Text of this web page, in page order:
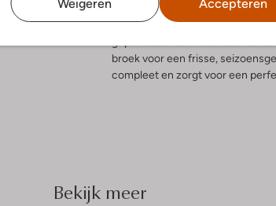
Weigeren Accepteren
twist, terwijl de katoenen
uitneembare voetbed pas je ze
grip en duurzaamheid.
broek voor een frisse,
compleet en zorgt voor een
Bekijk meer